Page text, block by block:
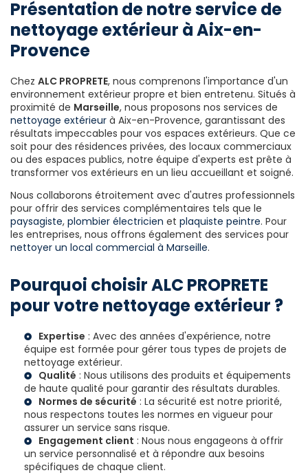
Présentation de notre service de
nettoyage extérieur à Aix-en-
Provence
Chez ALC PROPRETE, nous comprenons l'importance d'un
environnement extérieur propre et bien entretenu. Situés à
proximité de Marseille, nous proposons nos services de
nettoyage extérieur à Aix-en-Provence, garantissant des
résultats impeccables pour vos espaces extérieurs. Que ce
soit pour des résidences privées, des locaux commerciaux
ou des espaces publics, notre équipe d'experts est prête à
transformer vos extérieurs en un lieu accueillant et soigné.
Nous collaborons étroitement avec d'autres professionnels
pour offrir des services complémentaires tels que le
paysagiste, plombier électricien et plaquiste peintre. Pour
les entreprises, nous offrons également des services pour
nettoyer un local commercial à Marseille.
Pourquoi choisir ALC PROPRETE
pour votre nettoyage extérieur ?
Expertise : Avec des années d'expérience, notre
équipe est formée pour gérer tous types de projets de
nettoyage extérieur.
Qualité : Nous utilisons des produits et équipements
de haute qualité pour garantir des résultats durables.
Normes de sécurité : La sécurité est notre priorité,
nous respectons toutes les normes en vigueur pour
assurer un service sans risque.
Engagement client : Nous nous engageons à offrir
un service personnalisé et à répondre aux besoins
spécifiques de chaque client.